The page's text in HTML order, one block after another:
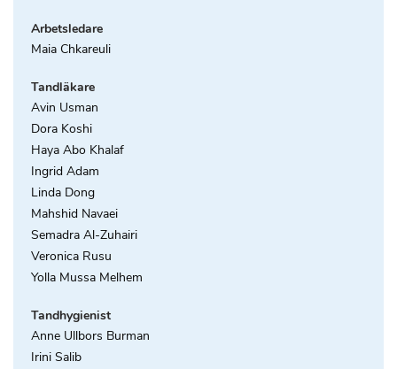
Arbetsledare
Maia Chkareuli
Tandläkare
Avin Usman
Dora Koshi
Haya Abo Khalaf
Ingrid Adam
Linda Dong
Mahshid Navaei
Semadra Al-Zuhairi
Veronica Rusu
Yolla Mussa Melhem
Tandhygienist
Anne Ullbors Burman
Irini Salib